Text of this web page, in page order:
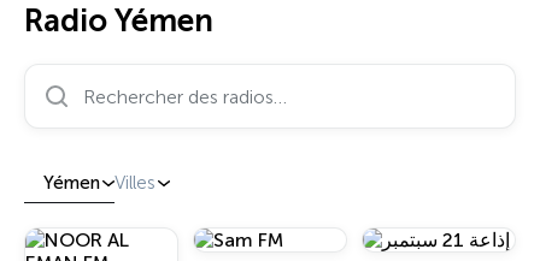
Radio Yémen
Rechercher des radios…
Yémen Villes